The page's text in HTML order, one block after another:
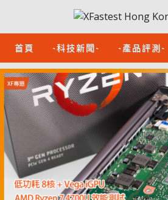
首頁 -科技新聞- -產品評測-